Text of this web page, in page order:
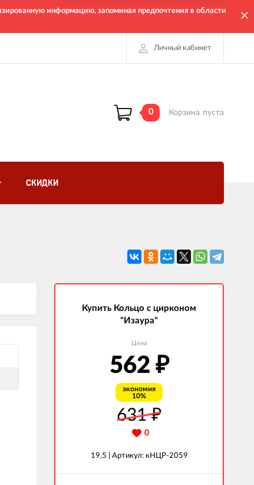
информацию, запоминая предпочтения в области
Личный кабинет
0 Корзина пуста
СКИДКИ
Купить Кольцо с цирконом
"Изаура"
Цена
562 ₽
экономия
10%
631₽
0
19,5 | Артикул: кНЦР-2059